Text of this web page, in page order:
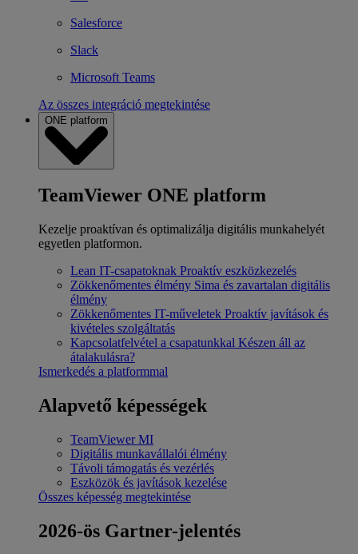
Salesforce
Slack
Microsoft Teams
Az összes integráció megtekintése
ONE platform
TeamViewer ONE platform
Kezelje proaktívan és optimalizálja digitális munkahelyét
egyetlen platformon.
Lean IT-csapatoknak Proaktív eszközkezelés
Zökkenőmentes élmény Sima és zavartalan digitális
élmény
Zökkenőmentes IT-műveletek Proaktív javítások és
kivételes szolgáltatás
Kapcsolatfelvétel a csapatunkkal Készen áll az
átalakulásra?
Ismerkedés a platformmal
Alapvető képességek
TeamViewer MI
Digitális munkavállalói élmény
Távoli támogatás és vezérlés
Eszközök és javítások kezelése
Összes képesség megtekintése
2026-ös Gartner-jelentés